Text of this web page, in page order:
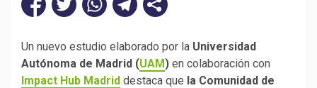
Un nuevo estudio elaborado por la Universidad
Autónoma de Madrid (UAM) en colaboración con
Impact Hub Madrid destaca que la Comunidad de